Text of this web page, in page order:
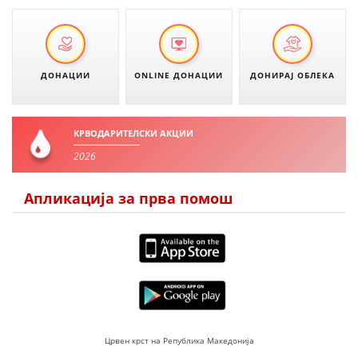
ЗНАЧЕЊЕ НА СЛУЖБАТА ЗА БАРАЊЕ
ФОРМУЛАРИ ЗА БАРАЊА
ПРВА ПОМОШ
МЕНАЏМЕНТ НА ВОЛОНТЕРИ
ДЕЈСТВУВАЊЕ
ДОНАЦИИ ONLINE ДОНАЦИИ ДОНИРАЈ ОБЛЕКА
КРВОДАРИТЕЛСКИ АКЦИИ
2026
Апликација за прва помош
Црвен крст на Република Македонија